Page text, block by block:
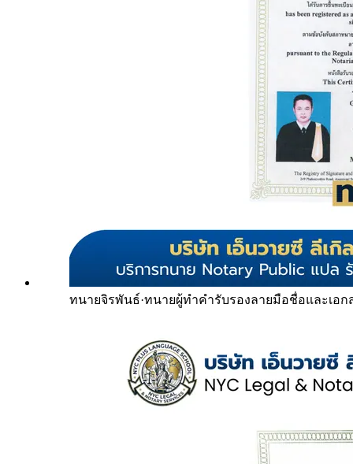
ทนายจิรพันธ์·ทนายผู้ทำคำรับรองลายมือชื่อและเอก